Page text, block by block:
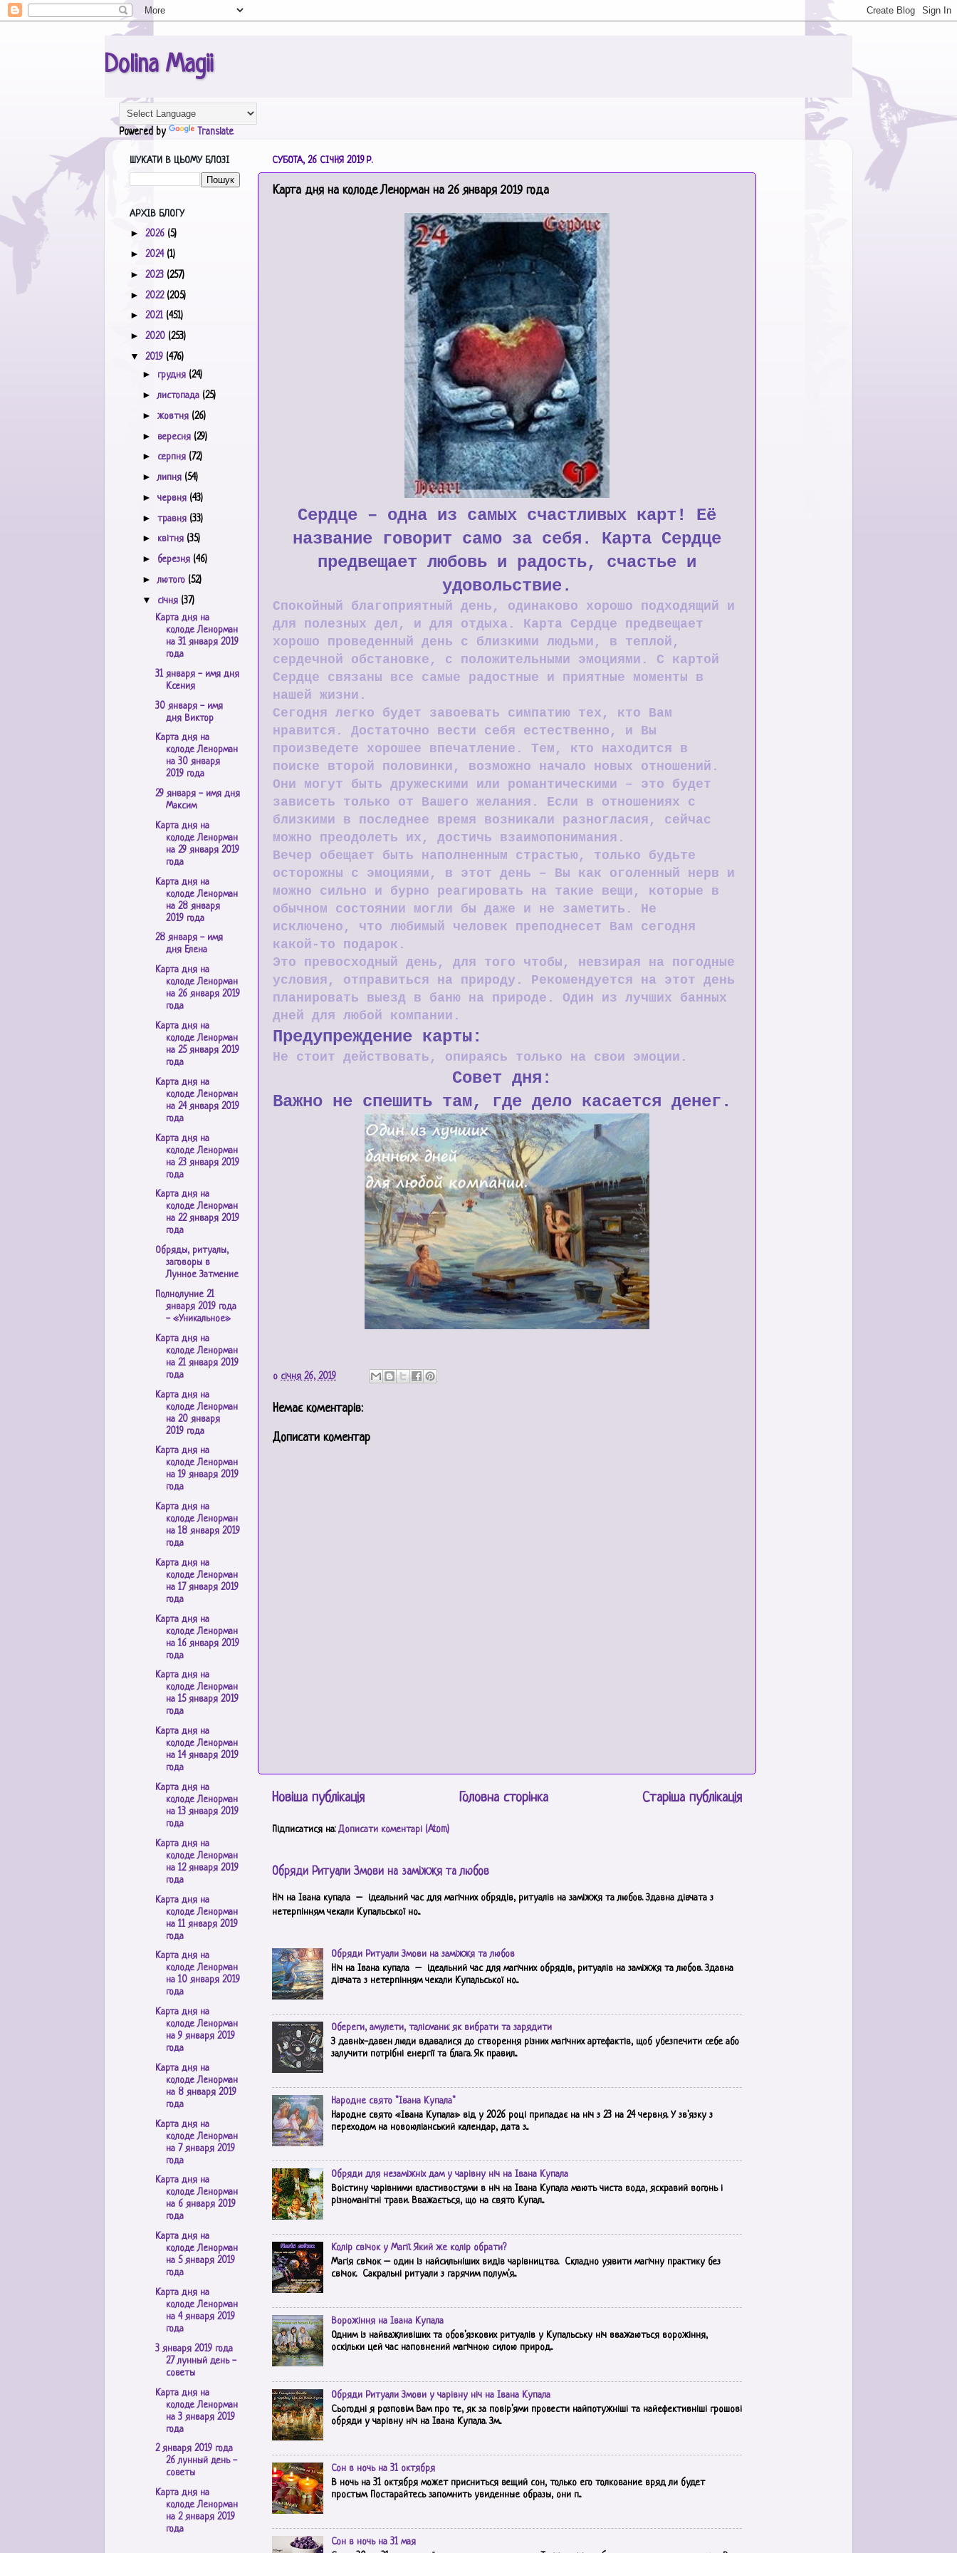
Dolina Magii
Powered by Translate
СУБОТА, 26 СІЧНЯ 2019 Р.
Карта дня на колоде Ленорман на 26 января 2019 года
Сердце – одна из самых счастливых карт! Её
название говорит само за себя. Карта Сердце
предвещает любовь и радость, счастье и
удовольствие.
Спокойный благоприятный день, одинаково хорошо подходящий и
для полезных дел, и для отдыха. Карта Сердце предвещает
хорошо проведенный день с близкими людьми, в теплой,
сердечной обстановке, с положительными эмоциями. С картой
Сердце связаны все самые радостные и приятные моменты в
нашей жизни.
Сегодня легко будет завоевать симпатию тех, кто Вам
нравится. Достаточно вести себя естественно, и Вы
произведете хорошее впечатление. Тем, кто находится в
поиске второй половинки, возможно начало новых отношений.
Они могут быть дружескими или романтическими – это будет
зависеть только от Вашего желания. Если в отношениях с
близкими в последнее время возникали разногласия, сейчас
можно преодолеть их, достичь взаимопонимания.
Вечер обещает быть наполненным страстью, только будьте
осторожны с эмоциями, в этот день – Вы как оголенный нерв и
можно сильно и бурно реагировать на такие вещи, которые в
обычном состоянии могли бы даже и не заметить. Не
исключено, что любимый человек преподнесет Вам сегодня
какой-то подарок.
Это превосходный день, для того чтобы, невзирая на погодные
условия, отправиться на природу. Рекомендуется на этот день
планировать выезд в баню на природе. Один из лучших банных
дней для любой компании.
Предупреждение карты:
Не стоит действовать, опираясь только на свои эмоции.
Совет дня:
Важно не спешить там, где дело касается денег.
о січня 26, 2019
Немає коментарів:
Дописати коментар
Новіша публікація Старіша публікація
Головна сторінка
Підписатися на: Дописати коментарі (Atom)
Обряди Ритуали Змови на заміжжя та любов
Ніч на Івана купала – ідеальний час для магічних обрядів, ритуалів на заміжжя та любов. Здавна дівчата з
нетерпінням чекали Купальської но...
Обряди Ритуали Змови на заміжжя та любов
Ніч на Івана купала – ідеальний час для магічних обрядів, ритуалів на заміжжя та любов. Здавна
дівчата з нетерпінням чекали Купальської но...
Обереги, амулети, талісмани: як вибрати та зарядити
З давніх-давен люди вдавалися до створення різних магічних артефактів, щоб убезпечити себе або
залучити потрібні енергії та блага. Як правил...
Народне свято "Івана Купала"
Народне свято «Івана Купала» від у 2026 році припадає на ніч з 23 на 24 червня. У зв'язку з
переходом на новоюліанський календар, дата з...
Обряди для незаміжніх дам у чарівну ніч на Івана Купала
Воістину чарівними властивостями в ніч на Івана Купала мають чиста вода, яскравий вогонь і
різноманітні трави. Вважається, що на свято Купал...
Колір свічок у Магії. Який же колір обрати?
Магія свічок – один із найсильніших видів чарівництва. Складно уявити магічну практику без
свічок. Сакральні ритуали з гарячим полум'я...
Ворожіння на Івана Купала
Одним із найважливіших та обов'язкових ритуалів у Купальську ніч вважаються ворожіння,
оскільки цей час наповнений магічною силою природ...
Обряди Ритуали Змови у чарівну ніч на Івана Купала
Сьогодні я розповім Вам про те, як за повір'ями провести найпотужніші та найефективніші грошові
обряди у чарівну ніч на Івана Купала. Зм...
Сон в ночь на 31 октября
В ночь на 31 октября может присниться вещий сон, только его толкование вряд ли будет
простым. Постарайтесь запомнить увиденные образы, они п...
Сон в ночь на 31 мая
ШУКАТИ В ЦЬОМУ БЛОЗІ
АРХІВ БЛОГУ
► 2026 (5)
► 2024 (1)
► 2023 (257)
► 2022 (205)
► 2021 (451)
► 2020 (253)
▼ 2019 (476)
► грудня (24)
►листопада (25)
►жовтня (26)
► вересня (29)
► серпня (72)
►липня (54)
►червня (43)
►травня (33)
► квітня (35)
► березня (46)
►лютого (52)
▼ січня (37)
Карта дня на
колоде Ленорман
на 31 января 2019
года
31 января - имя дня
Ксения
30 января - имя
дня Виктор
Карта дня на
колоде Ленорман
на 30 января
2019 года
29 января - имя дня
Максим
Карта дня на
колоде Ленорман
на 29 января 2019
года
Карта дня на
колоде Ленорман
на 28 января
2019 года
28 января - имя
дня Елена
Карта дня на
колоде Ленорман
на 26 января 2019
года
Карта дня на
колоде Ленорман
на 25 января 2019
года
Карта дня на
колоде Ленорман
на 24 января 2019
года
Карта дня на
колоде Ленорман
на 23 января 2019
года
Карта дня на
колоде Ленорман
на 22 января 2019
года
Обряды, ритуалы,
заговоры в
Лунное Затмение
Полнолуние 21
января 2019 года
- «Уникальное»
Карта дня на
колоде Ленорман
на 21 января 2019
года
Карта дня на
колоде Ленорман
на 20 января
2019 года
Карта дня на
колоде Ленорман
на 19 января 2019
года
Карта дня на
колоде Ленорман
на 18 января 2019
года
Карта дня на
колоде Ленорман
на 17 января 2019
года
Карта дня на
колоде Ленорман
на 16 января 2019
года
Карта дня на
колоде Ленорман
на 15 января 2019
года
Карта дня на
колоде Ленорман
на 14 января 2019
года
Карта дня на
колоде Ленорман
на 13 января 2019
года
Карта дня на
колоде Ленорман
на 12 января 2019
года
Карта дня на
колоде Ленорман
на 11 января 2019
года
Карта дня на
колоде Ленорман
на 10 января 2019
года
Карта дня на
колоде Ленорман
на 9 января 2019
года
Карта дня на
колоде Ленорман
на 8 января 2019
года
Карта дня на
колоде Ленорман
на 7 января 2019
года
Карта дня на
колоде Ленорман
на 6 января 2019
года
Карта дня на
колоде Ленорман
на 5 января 2019
года
Карта дня на
колоде Ленорман
на 4 января 2019
года
3 января 2019 года
27 лунный день -
советы
Карта дня на
колоде Ленорман
на 3 января 2019
года
2 января 2019 года
26 лунный день -
советы
Карта дня на
колоде Ленорман
на 2 января 2019
года